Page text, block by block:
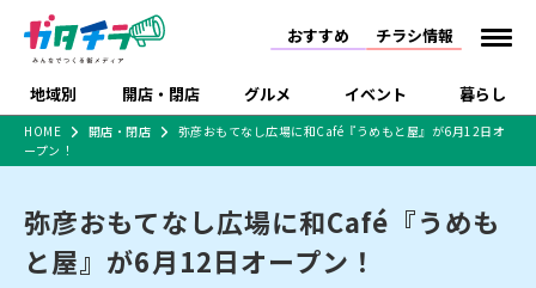
おすすめ チラシ情報
地域別 開店・閉店 グルメ イベント 暮らし
新潟市 下越
開店 閉店
ラーメン 現地レポート
体験・販売 祭り・伝統行事
施設・ショップ
住宅メーカー・工務
店
特売セール インタビュー
特集・まとめ記事
ショッピングモール・
大型施設
ドラッグストア・ホーム
センター
HOME 開店・閉店
弥彦おもてなし広場に和Café『うめもと屋』が6月12日オ
ープン！
弥彦おもてなし広場に和Café『うめも
と屋』が6月12日オープン！